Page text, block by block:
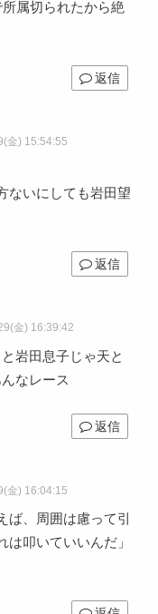
属切られたから絶
返信
金) 15:54:55
ないにしても岩田望
返信
金) 16:39:42
岩田息子じゃ天と
なレース
返信
金) 16:04:15
ば、周囲は慮って引
叩いていいんだ」